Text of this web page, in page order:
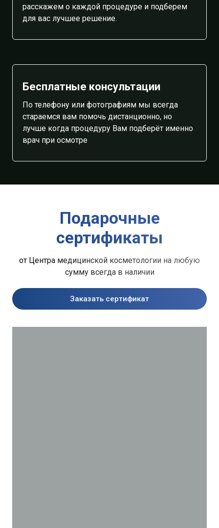
расскажем о каждой процедуре и подберем
для вас лучшее решение.
Бесплатные консультации
По телефону или фотографиям мы всегда
стараемся вам помочь дистанционно, но
лучше когда процедуру Вам подберёт именно
врач при осмотре
Подарочные
сертификаты
от Центра медицинской косметологии на любую
сумму всегда в наличии
Заказать сертификат